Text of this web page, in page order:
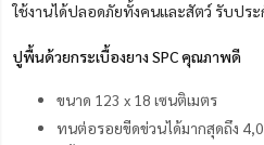
ใช้งานได้ปลอดภัยทั้งคนและสัตว์ รับประ
ปูพื้นด้วยกระเบื้องยาง SPC คุณภาพดี
ขนาด 123 x 18 เซนติเมตร
ทนต่อรอยขีดข่วนได้มากสุดถึง